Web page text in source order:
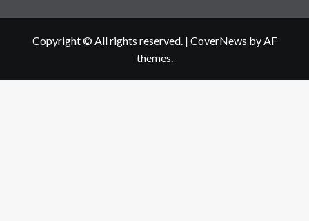
Copyright © All rights reserved. | CoverNews by AF
themes.